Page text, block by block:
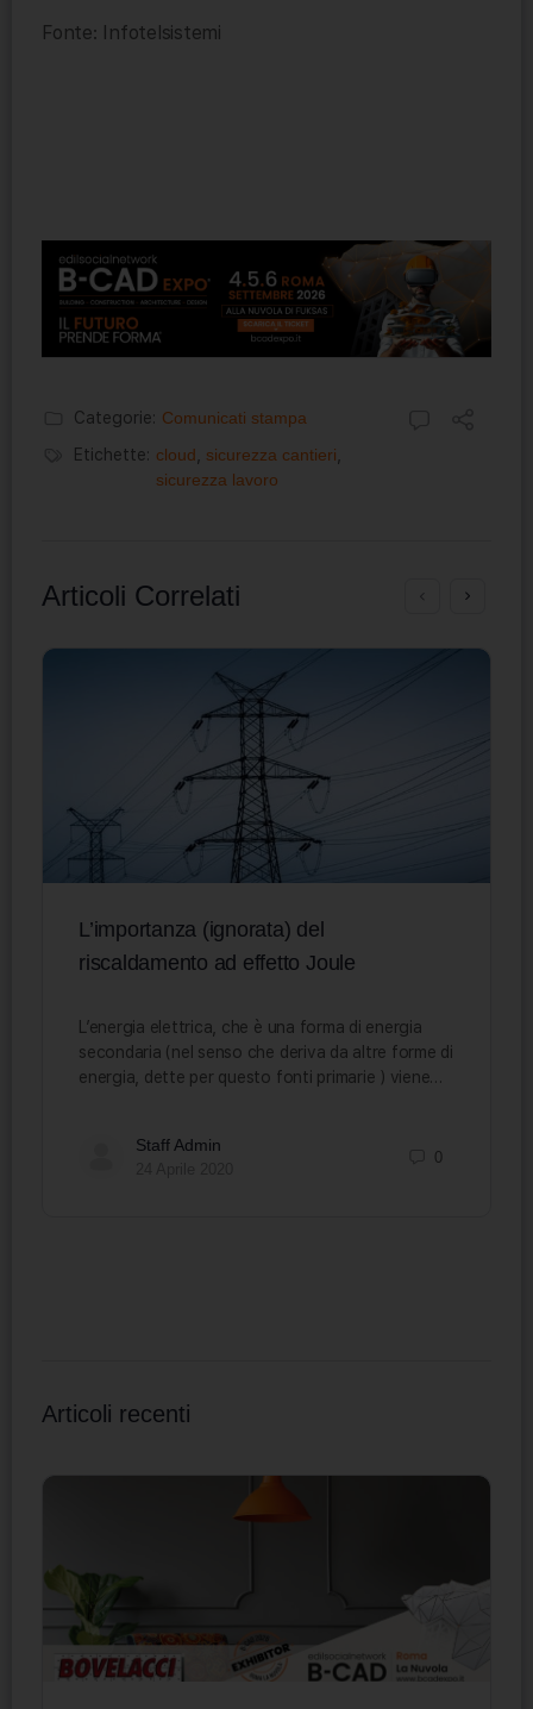
Fonte: Infotelsistemi
Categorie: Comunicati stampa
Etichette: cloud sicurezza cantieri
sicurezza lavoro
Articoli Correlati
L’importanza (ignorata) del
riscaldamento ad effetto Joule
L’energia elettrica, che è una forma di energia
secondaria (nel senso che deriva da altre forme di
energia, dette per questo fonti primarie ) viene…
Staff Admin
0
Articoli recenti